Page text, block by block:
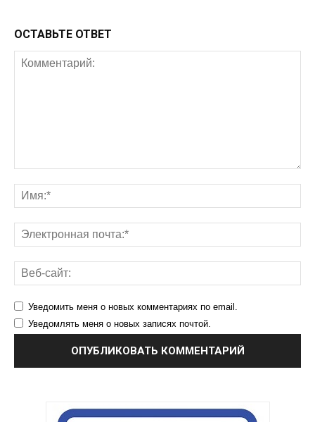
ОСТАВЬТЕ ОТВЕТ
Уведомить меня о новых комментариях по email.
Уведомлять меня о новых записях почтой.